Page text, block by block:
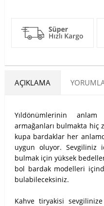
AÇIKLAMA
Yıldönümlerinin
armağanları bulmakta hiç
kupa bardaklar her
uygun oluyor. Sevgiliniz
bulmak için yüksek
bol bardak modelleri
bulabileceksiniz.
Kahve tiryakisi